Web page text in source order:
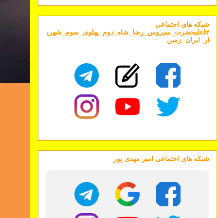
شبکه های اجتماعی
#اعلیحضرت_سیروس_رضا_شاه_دوم_پهلوی_سوم_شهری
ار_ایران_زمین
شبکه های اجتماعی امیر مهدی پور